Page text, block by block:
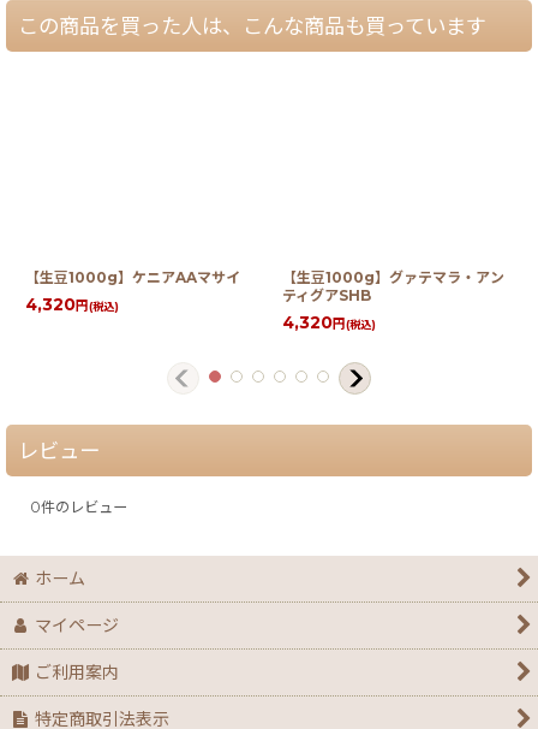
この商品を買った人は、こんな商品も買っています
【生豆1000g】ケニアAAマサイ
4,320円(税込)
【生豆1000g】グァテマラ・アン
ティグアSHB
4,320円(税込)
レビュー
0件のレビュー
ホーム
マイページ
ご利用案内
特定商取引法表示